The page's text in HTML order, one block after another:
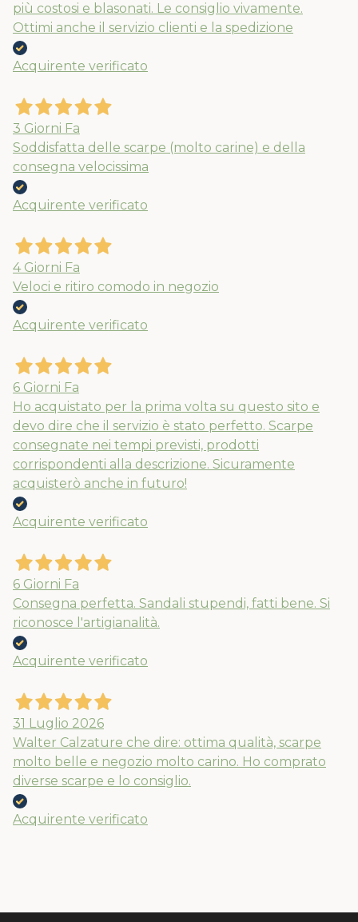
più costosi e blasonati. Le consiglio vivamente.
Ottimi anche il servizio clienti e la spedizione
Acquirente verificato
3 Giorni Fa
Soddisfatta delle scarpe (molto carine) e della
consegna velocissima
Acquirente verificato
4 Giorni Fa
Veloci e ritiro comodo in negozio
Acquirente verificato
6 Giorni Fa
Ho acquistato per la prima volta su questo sito e
devo dire che il servizio è stato perfetto. Scarpe
consegnate nei tempi previsti, prodotti
corrispondenti alla descrizione. Sicuramente
acquisterò anche in futuro!
Acquirente verificato
6 Giorni Fa
Consegna perfetta. Sandali stupendi, fatti bene. Si
riconosce l'artigianalità.
Acquirente verificato
31 Luglio 2026
Walter Calzature che dire: ottima qualità, scarpe
molto belle e negozio molto carino. Ho comprato
diverse scarpe e lo consiglio.
Acquirente verificato